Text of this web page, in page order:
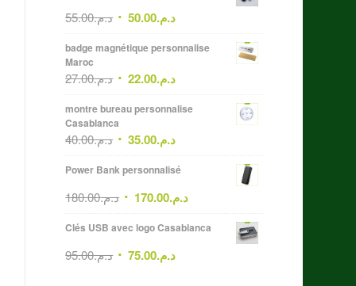
د.م.55.00 د.م.50.00
badge magnétique personnalise
Maroc
د.م.27.00 د.م.22.00
montre bureau personnalise
Casablanca
د.م.40.00 د.م.35.00
Power Bank personnalisé
د.م.180.00 د.م.170.00
Clés USB avec logo Casablanca
د.م.95.00 د.م.75.00